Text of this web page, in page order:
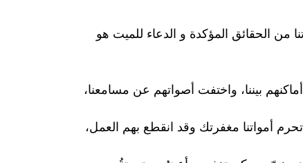
من الحقائق المؤكدة و الدعاء للميت هو
بيننا، واختفت أصواتهم عن مسامعنا،
أمواتنا مغفرتك وقد انقطع بهم العمل،